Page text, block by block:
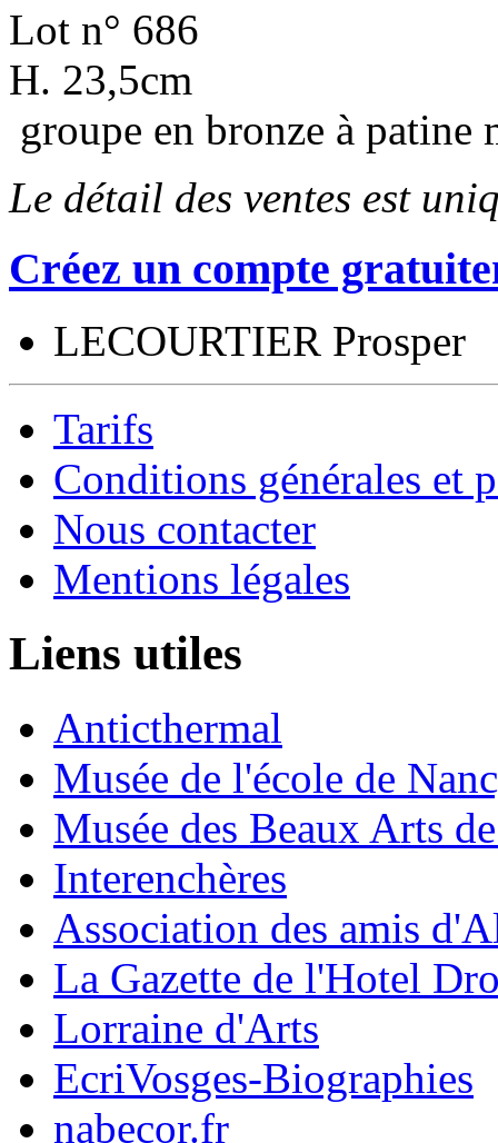
Lot n° 686
H. 23,5cm
groupe en bronze à
Le détail des ventes est
Créez un compte
LECOURTIER Prosper
Tarifs
Conditions générales et
Nous contacter
Mentions légales
Liens utiles
Anticthermal
Musée de l'école de
Musée des Beaux Arts
Interenchères
Association des amis
La Gazette de l'Hotel
Lorraine d'Arts
EcriVosges-Biographies
nabecor.fr